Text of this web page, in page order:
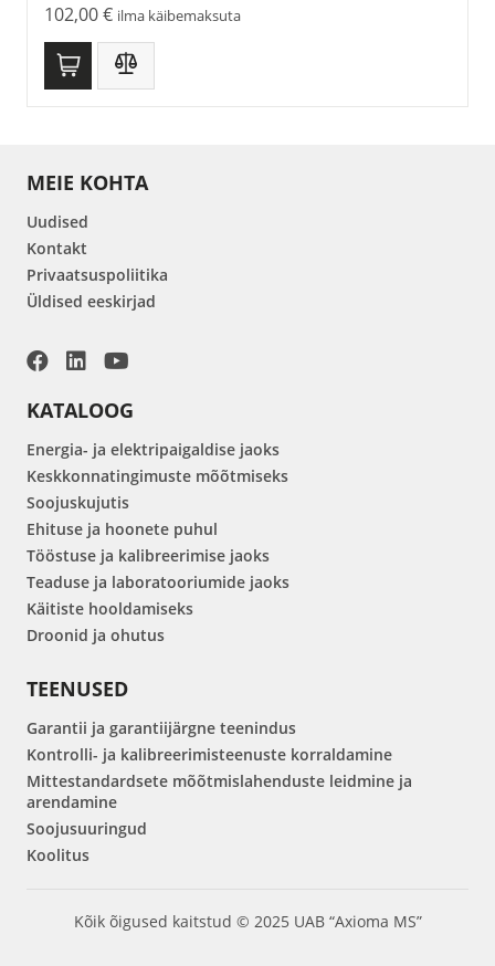
102,00€ ilma käibemaksuta
MEIE KOHTA
Uudised
Kontakt
Privaatsuspoliitika
Üldised eeskirjad
KATALOOG
Energia- ja elektripaigaldise jaoks
Keskkonnatingimuste mõõtmiseks
Soojuskujutis
Ehituse ja hoonete puhul
Tööstuse ja kalibreerimise jaoks
Teaduse ja laboratooriumide jaoks
Käitiste hooldamiseks
Droonid ja ohutus
TEENUSED
Garantii ja garantiijärgne teenindus
Kontrolli- ja kalibreerimisteenuste korraldamine
Mittestandardsete mõõtmislahenduste leidmine ja
arendamine
Soojusuuringud
Koolitus
Kõik õigused kaitstud © 2025 UAB “Axioma MS”